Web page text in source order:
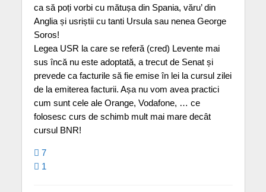
ca să poți vorbi cu mătușa din Spania, văru’ din
Anglia și usriștii cu tanti Ursula sau nenea George
Soros!
Legea USR la care se referă (cred) Levente mai
sus încă nu este adoptată, a trecut de Senat și
prevede ca facturile să fie emise în lei la cursul zilei
de la emiterea facturii. Așa nu vom avea practici
cum sunt cele ale Orange, Vodafone, … ce
folosesc curs de schimb mult mai mare decât
cursul BNR!
7
1